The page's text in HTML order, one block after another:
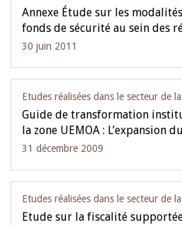
Annexe Étude sur les
fonds de sécurité au sein des
30 juin 2011
Etudes réalisées dans le secteur de
Guide de transformation
la zone UEMOA : L’expansion
31 décembre 2009
Etudes réalisées dans le secteur de
Etude sur la fiscalité